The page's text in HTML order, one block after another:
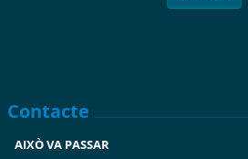
Contacte
AIXÒ VA PASSAR